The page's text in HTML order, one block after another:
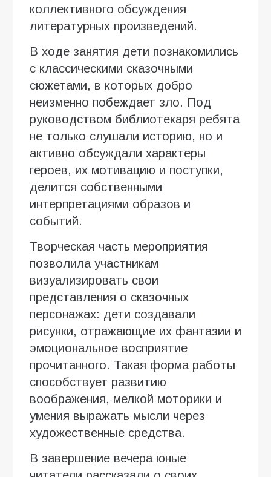
коллективного обсуждения
литературных произведений.
В ходе занятия дети познакомились
с классическими сказочными
сюжетами, в которых добро
неизменно побеждает зло. Под
руководством библиотекаря ребята
не только слушали историю, но и
активно обсуждали характеры
героев, их мотивацию и поступки,
делится собственными
интерпретациями образов и
событий.
Творческая часть мероприятия
позволила участникам
визуализировать свои
представления о сказочных
персонажах: дети создавали
рисунки, отражающие их фантазии и
эмоциональное восприятие
прочитанного. Такая форма работы
способствует развитию
воображения, мелкой моторики и
умения выражать мысли через
художественные средства.
В завершение вечера юные